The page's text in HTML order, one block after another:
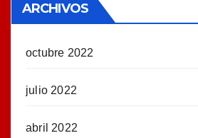
ARCHIVOS
octubre 2022
julio 2022
abril 2022